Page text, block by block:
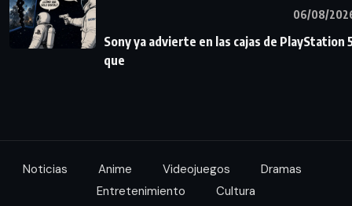
06/08/
Sony ya advierte en las cajas de PlayStation
que
Noticias Anime Videojuegos
Dramas
Entretenimiento
Cultura